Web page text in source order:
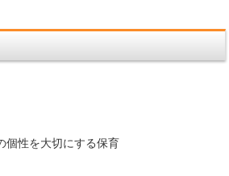
個性を大切にする保育